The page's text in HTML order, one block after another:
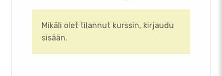
Mikäli olet tilannut kurssin, kirjaudu
sisään.